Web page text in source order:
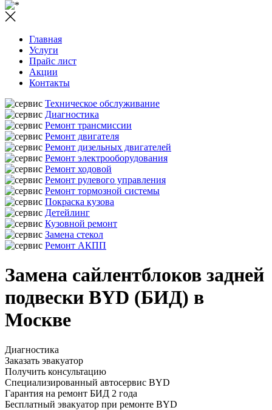
Главная
Услуги
Прайс лист
Акции
Контакты
Техническое обслуживание
Диагностика
Ремонт трансмиссии
Ремонт двигателя
Ремонт дизельных двигателей
Ремонт электрооборудования
Ремонт ходовой
Ремонт рулевого управления
Ремонт тормозной системы
Покраска кузова
Детейлинг
Кузовной ремонт
Замена стекол
Ремонт АКПП
Замена сайлентблоков задней
подвески BYD (БИД) в
Москве
Диагностика
Заказать эвакуатор
Получить консультацию
Специализированный автосервис BYD
Гарантия на ремонт БИД 2 года
Бесплатный эвакуатор при ремонте BYD